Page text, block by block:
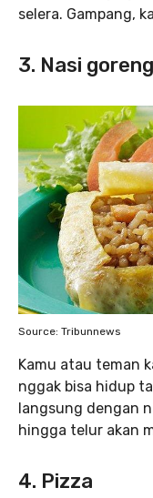
selera. Gampang,
3. Nasi goreng
Source: Tribunnews
Kamu atau teman
nggak bisa hidup
langsung dengan
hingga telur akan
4. Pizza